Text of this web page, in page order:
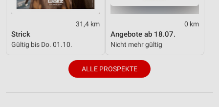
31,4 km
Strick
Gültig bis Do. 01.10.
0 km
Angebote ab 18.07.
Nicht mehr gültig
ALLE PROSPEKTE